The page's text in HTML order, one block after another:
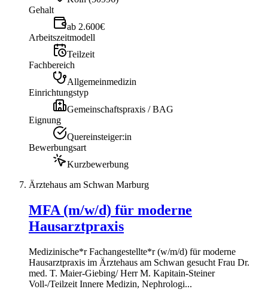
Gehalt
ab 2.600€
Arbeitszeitmodell
Teilzeit
Fachbereich
Allgemeinmedizin
Einrichtungstyp
Gemeinschaftspraxis / BAG
Eignung
Quereinsteiger:in
Bewerbungsart
Kurzbewerbung
Ärztehaus am Schwan Marburg
MFA (m/w/d) für moderne
Hausarztpraxis
Medizinische*r Fachangestellte*r (w/m/d) für moderne
Hausarztpraxis im Ärztehaus am Schwan gesucht Frau Dr.
med. T. Maier-Giebing/ Herr M. Kapitain-Steiner
Voll-/Teilzeit Innere Medizin, Nephrologi...